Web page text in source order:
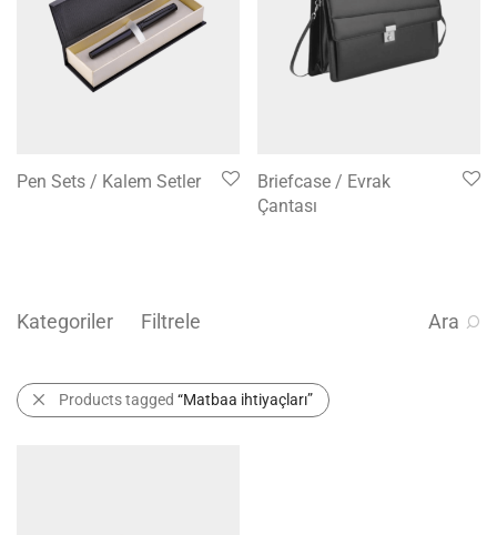
Pen Sets / Kalem Setler
Briefcase / Evrak
Çantası
Kategoriler Filtrele Ara
Products tagged “Matbaa ihtiyaçları”